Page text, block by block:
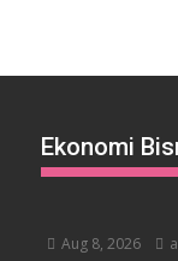
Ekonomi
Aug 8, 2026